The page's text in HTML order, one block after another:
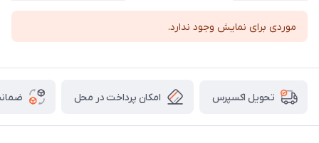
موردی برای نمایش وجود ندارد.
تحویل اکسپرس امکان پرداخت در محل